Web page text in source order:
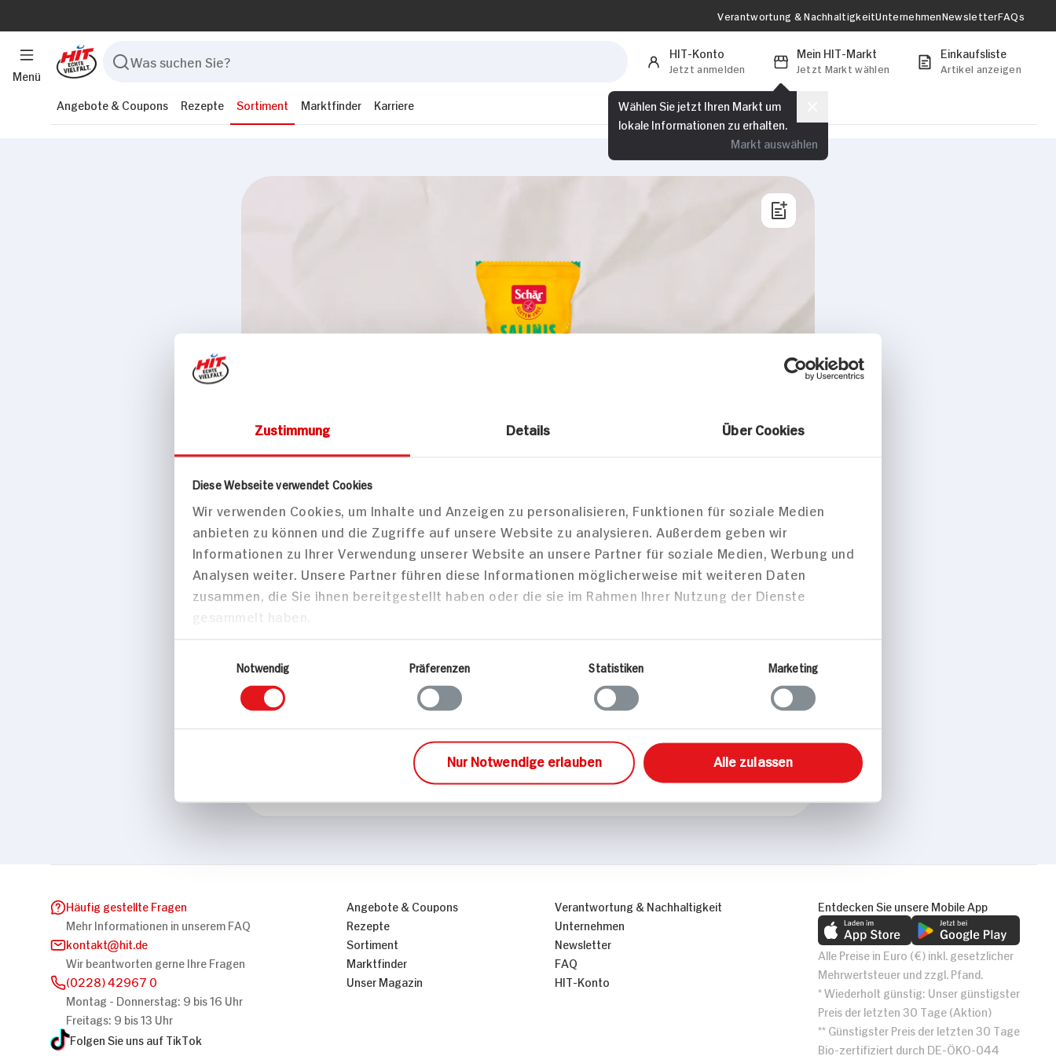
Zustimmung Details Über Cookies
Diese Webseite verwendet Cookies
Wir verwenden Cookies, um Inhalte und Anzeigen zu personalisieren, Funktionen für soziale Medien
anbieten zu können und die Zugriffe auf unsere Website zu analysieren. Außerdem geben wir
Informationen zu Ihrer Verwendung unserer Website an unsere Partner für soziale Medien, Werbung und
Analysen weiter. Unsere Partner führen diese Informationen möglicherweise mit weiteren Daten
zusammen, die Sie ihnen bereitgestellt haben oder die sie im Rahmen Ihrer Nutzung der Dienste
Notwendig
Präferenzen Statistiken Marketing
Nur Notwendige erlauben Alle zulassen
Menü
Verantwortung & NachhaltigkeitUnternehmenNewsletterFAQs
HIT-Konto
Jetzt anmelden
Mein HIT-Markt
Jetzt Markt wählen
Wählen Sie jetzt Ihren Markt um
lokale Informationen zu erhalten.
Markt auswählen
Einkaufsliste
Artikel anzeigen
Angebote & Coupons Rezepte Sortiment Marktfinder Karriere
Markt finden
Bitte wählen Sie einen Markt aus,
Eigenschaften
Häufig gestellte Fragen
Mehr Informationen in unserem FAQ
kontakt
hit.de
Wir beantworten gerne Ihre Fragen
(0228) 42967 0
Montag - Donnerstag: 9 bis 16 Uhr
Freitags: 9 bis 13 Uhr
Folgen Sie uns auf TikTok
Angebote & Coupons
Rezepte
Sortiment
Marktfinder
Unser Magazin
Verantwortung & Nachhaltigkeit
Unternehmen
Newsletter
FAQ
HIT-Konto
Entdecken Sie unsere Mobile App
Alle Preise in Euro (€) inkl. gesetzlicher
Mehrwertsteuer und zzgl. Pfand.
* Wiederholt günstig: Unser günstigster
Preis der letzten 30 Tage (Aktion)
** Günstigster Preis der letzten 30 Tage
Bio-zertifiziert durch DE-ÖKO-044